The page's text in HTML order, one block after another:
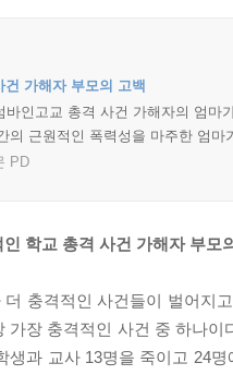
가해자 부모의 고백
바인고교 총격 사건 가해자의 엄
의 근원적인 폭력성을 마주한 엄
PD
학교 총격 사건 가해자 부모
더 충격적인 사건들이 벌어지
가장 충격적인 사건 중 하나
생과 교사 13명을 죽이고 24